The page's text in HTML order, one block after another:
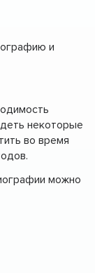
и
некоторые
во время
можно